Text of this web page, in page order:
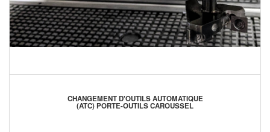
CHANGEMENT D'OUTILS AUTOMATIQUE
(ATC) PORTE-OUTILS CAROUSSEL